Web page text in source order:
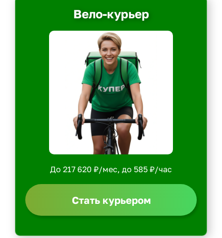
Вело-курьер
До 217 620 ₽/мес, до 585 ₽/час
Стать курьером